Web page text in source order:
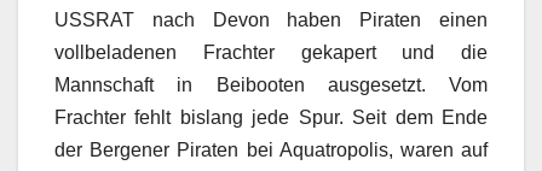
USSRAT nach Devon haben Piraten einen
vollbeladenen Frachter gekapert und die
Mannschaft in Beibooten ausgesetzt. Vom
Frachter fehlt bislang jede Spur. Seit dem Ende
der Bergener Piraten bei Aquatropolis, waren auf